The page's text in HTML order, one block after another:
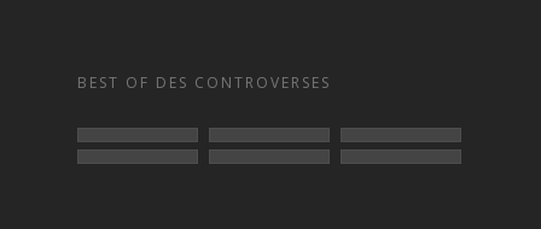
BEST OF DES CONTROVERSES